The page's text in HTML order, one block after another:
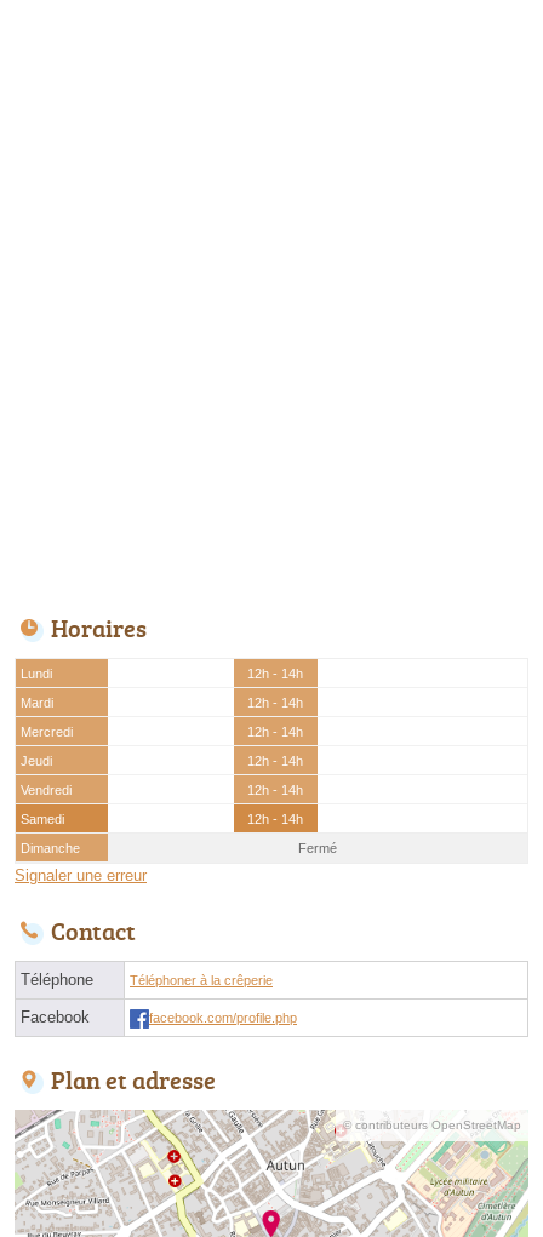
Horaires
Lundi
12h - 14h
Mardi
12h - 14h
Mercredi
12h - 14h
Jeudi
12h - 14h
Vendredi
12h - 14h
Samedi
12h - 14h
Dimanche
Fermé
Signaler une erreur
Contact
Téléphone Téléphoner à la crêperie
Facebook facebook.com/profile.php
Plan et adresse
© contributeurs OpenStreetMap